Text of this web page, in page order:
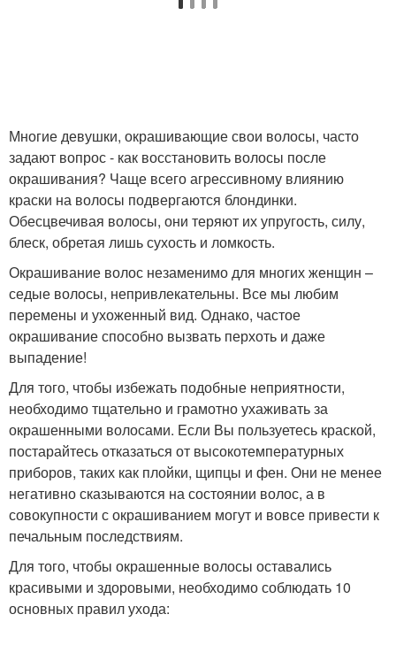
Многие девушки, окрашивающие свои волосы, часто
задают вопрос - как восстановить волосы после
окрашивания? Чаще всего агрессивному влиянию
краски на волосы подвергаются блондинки.
Обесцвечивая волосы, они теряют их упругость, силу,
блеск, обретая лишь сухость и ломкость.
Окрашивание волос незаменимо для многих женщин –
седые волосы, непривлекательны. Все мы любим
перемены и ухоженный вид. Однако, частое
окрашивание способно вызвать перхоть и даже
выпадение!
Для того, чтобы избежать подобные неприятности,
необходимо тщательно и грамотно ухаживать за
окрашенными волосами. Если Вы пользуетесь краской,
постарайтесь отказаться от высокотемпературных
приборов, таких как плойки, щипцы и фен. Они не менее
негативно сказываются на состоянии волос, а в
совокупности с окрашиванием могут и вовсе привести к
печальным последствиям.
Для того, чтобы окрашенные волосы оставались
красивыми и здоровыми, необходимо соблюдать 10
основных правил ухода: